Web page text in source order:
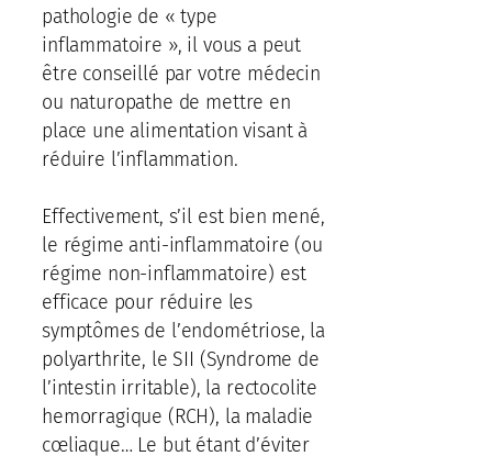
pathologie de « type
inflammatoire », il vous a peut
être conseillé par votre médecin
ou naturopathe de mettre en
place une alimentation visant à
réduire l’inflammation.
Effectivement, s’il est bien mené,
le régime anti-inflammatoire (ou
régime non-inflammatoire) est
efficace pour réduire les
symptômes de l’endométriose, la
polyarthrite, le SII (Syndrome de
l’intestin irritable), la rectocolite
hemorragique (RCH), la maladie
cœliaque… Le but étant d’éviter